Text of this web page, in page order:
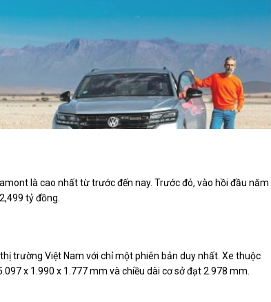
là cao nhất từ trước đến nay. Trước đó, vào hồi đầu năm
tỷ đồng.
trường Việt Nam với chỉ một phiên bản duy nhất. Xe thuộc
x 1.990 x 1.777 mm và chiều dài cơ sở đạt 2.978 mm.